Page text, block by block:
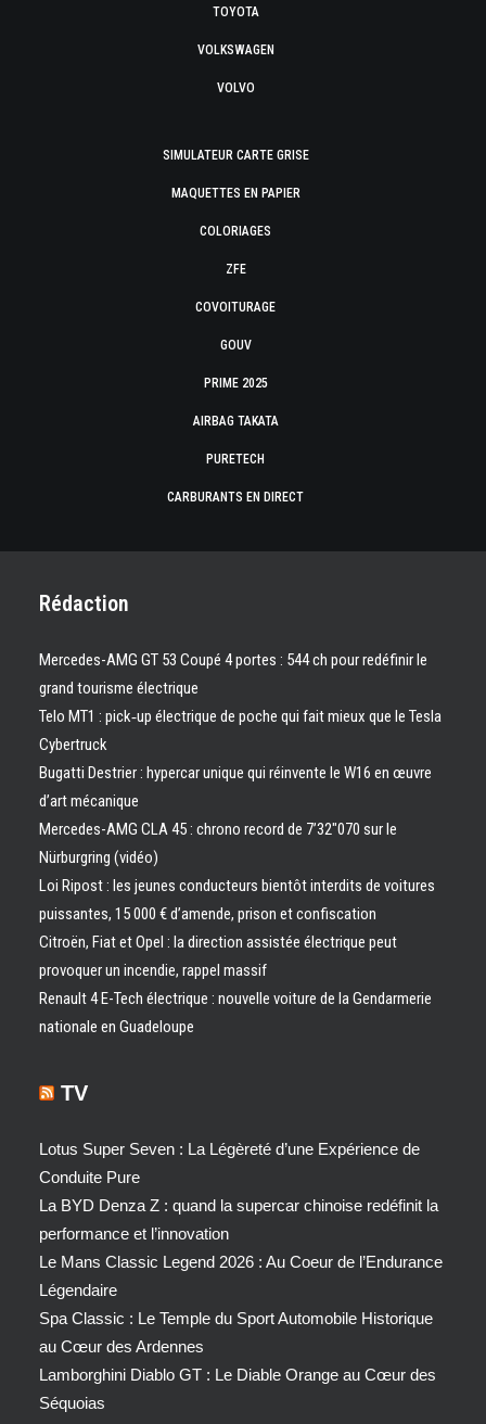
TOYOTA
VOLKSWAGEN
VOLVO
SIMULATEUR CARTE GRISE
MAQUETTES EN PAPIER
COLORIAGES
ZFE
COVOITURAGE
GOUV
PRIME 2025
AIRBAG TAKATA
PURETECH
CARBURANTS EN DIRECT
Rédaction
Mercedes-AMG GT 53 Coupé 4 portes : 544 ch pour redéfinir le
grand tourisme électrique
Telo MT1 : pick‑up électrique de poche qui fait mieux que le Tesla
Cybertruck
Bugatti Destrier : hypercar unique qui réinvente le W16 en œuvre
d’art mécanique
Mercedes-AMG CLA 45 : chrono record de 7’32″070 sur le
Nürburgring (vidéo)
Loi Ripost : les jeunes conducteurs bientôt interdits de voitures
puissantes, 15 000 € d’amende, prison et confiscation
Citroën, Fiat et Opel : la direction assistée électrique peut
provoquer un incendie, rappel massif
Renault 4 E-Tech électrique : nouvelle voiture de la Gendarmerie
nationale en Guadeloupe
TV
Lotus Super Seven : La Légèreté d’une Expérience de
Conduite Pure
La BYD Denza Z : quand la supercar chinoise redéfinit la
performance et l’innovation
Le Mans Classic Legend 2026 : Au Coeur de l’Endurance
Légendaire
Spa Classic : Le Temple du Sport Automobile Historique
au Cœur des Ardennes
Lamborghini Diablo GT : Le Diable Orange au Cœur des
Séquoias